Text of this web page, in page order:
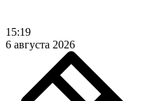
15:19
6 августа 2026